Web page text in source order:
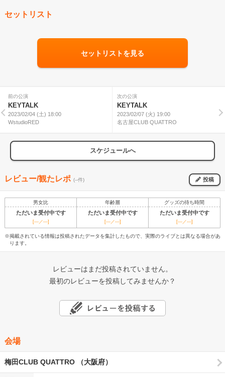
セットリスト
セットリストを見る
前の公演
KEYTALK
2023/02/04 (土) 18:00
WstudioRED
次の公演
KEYTALK
2023/02/07 (火) 19:00
名古屋CLUB QUATTRO
スケジュールへ
レビュー/観たレポ (--件) 投稿
男女比 年齢層 グッズの待ち時間
ただいま受付中です ただいま受付中です ただいま受付中です
[---／---] [---／---] [---／---]
※掲載されている情報は投稿されたデータを集計したもので、実際のライブとは異なる場合があ
ります。
レビューはまだ投稿されていません。
最初のレビューを投稿してみませんか？
会場
梅田CLUB QUATTRO （大阪府）